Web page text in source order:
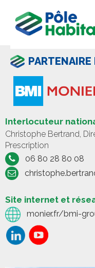
Interlocuteur
Christophe Bertrand,
Prescription
06 80 28 80 08
Site internet et
monier.fr/bmi-